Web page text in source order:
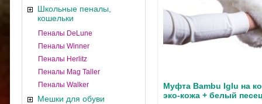
Школьные пеналы,
кошельки
Пеналы DeLune
Пеналы Winner
Пеналы Herlitz
Пеналы Mag Taller
Пеналы Walker
Мешки для обуви
Муфта Bambu Iglu на
эко-кожа + белый